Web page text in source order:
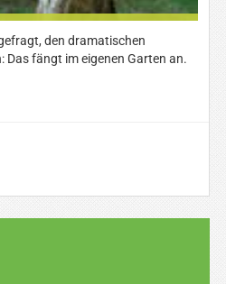
den dramatischen
fängt im eigenen Garten an.